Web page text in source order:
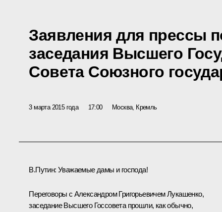
Заявления для прессы
заседания Высшего
Совета Союзного
3 марта 2015 года 17:00 Москва, Кремль
В.Путин: Уважаемые дамы и господа!
Переговоры с Александром Григорьевичем Лукашенко,
заседание Высшего Госсовета прошли, как обычно,